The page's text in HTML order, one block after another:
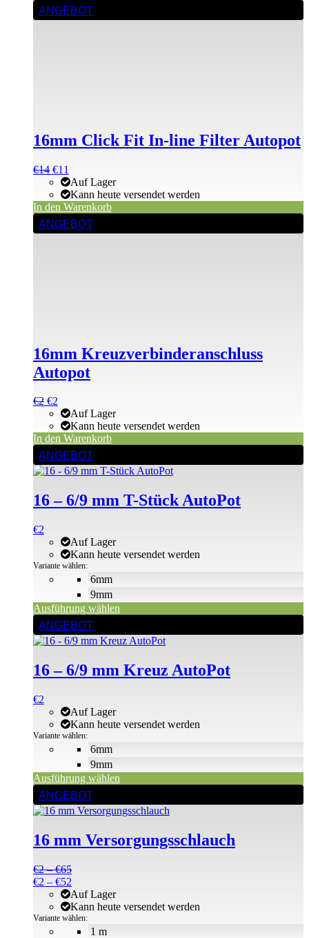
ANGEBOT
16mm Click Fit In-line Filter Autopot
Ursprünglicher
Preis
war:
€14
€14Aktueller
Preis
ist:
€14.
€11
Auf Lager
Kann heute versendet werden
In den Warenkorb
ANGEBOT
16mm Kreuzverbinderanschluss
Autopot
Ursprünglicher
Preis
war:
€2
€2Aktueller
Preis
ist:
€2.
€2
Auf Lager
Kann heute versendet werden
In den Warenkorb
ANGEBOT
16 – 6/9 mm T-Stück AutoPot
€2
6mm
9mm
Auf Lager
Kann heute versendet werden
Variante wählen:
Ausführung wählen
Dieses
Produkt
weist
Varianten
auf.
Die
Optionen
können
auf
gewählt
werden
ANGEBOT
16 – 6/9 mm Kreuz AutoPot
€2
6mm
9mm
Auf Lager
Kann heute versendet werden
Variante wählen:
Ausführung wählen
Dieses
Produkt
weist
Varianten
auf.
Die
Optionen
können
auf
werden
ANGEBOT
16 mm Versorgungsschlauch
€2 –€65Preisspanne:
bis
€65
€2 – €52
€2
bis
€52
1 m
Auf Lager
Kann heute versendet werden
Variante wählen:
Dieses
Produkt
weist
Varianten
auf.
Die
Optionen
können
der